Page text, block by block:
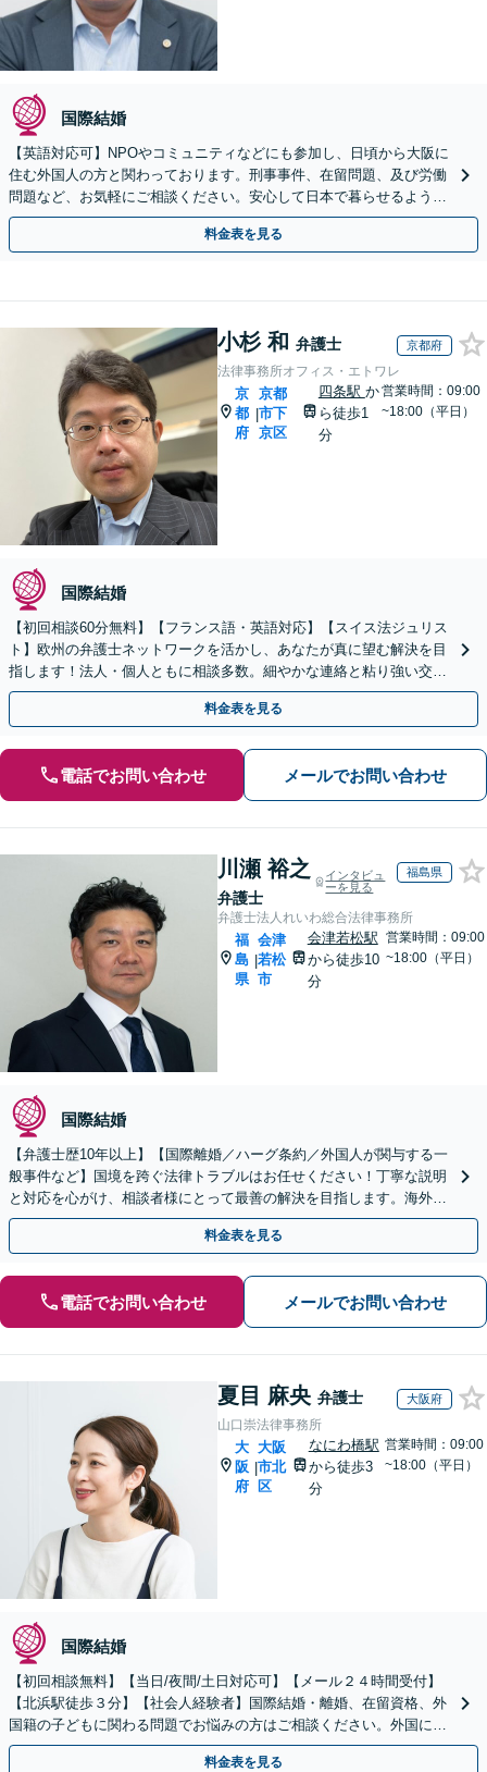
国際結婚
【英語対応可】NPOやコミュニティなどにも参加し、日頃から大阪に
住む外国人の方と関わっております。刑事事件、在留問題、及び労働
問題など、お気軽にご相談ください。安心して日本で暮らせるようサ
ポートいたします【夜間・休日相談OK】【北浜駅2分】
料金表を見る
小杉 和 弁護士 京都府
法律事務所オフィス・エトワレ
京
都
府
|
京都
市下
京区
四条駅 か
ら徒歩1
分
営業時間：09:00
~18:00（平日）
国際結婚
【初回相談60分無料】【フランス語・英語対応】【スイス法ジュリス
ト】欧州の弁護士ネットワークを活かし、あなたが真に望む解決を目
指します！法人・個人ともに相談多数。細やかな連絡と粘り強い交渉
を徹底【WEB対応｜休日・夜間相談可】【完全個室】
料金表を見る
電話でお問い合わせ メールでお問い合わせ
川瀬 裕之
弁護士
インタビュ
ーを見る
福島県
弁護士法人れいわ総合法律事務所
福
島
県
|
会津
若松
市
会津若松駅
から徒歩10
分
営業時間：09:00
~18:00（平日）
国際結婚
【弁護士歴10年以上】【国際離婚／ハーグ条約／外国人が関与する一
般事件など】国境を跨ぐ法律トラブルはお任せください！丁寧な説明
と対応を心がけ、相談者様にとって最善の解決を目指します。海外在
住中の場合でもお気軽にご相談ください【ビデオ面談可】
料金表を見る
電話でお問い合わせ メールでお問い合わせ
夏目 麻央 弁護士 大阪府
山口崇法律事務所
大
阪
府
|
大阪
市北
区
なにわ橋駅
から徒歩3
分
営業時間：09:00
~18:00（平日）
国際結婚
【初回相談無料】【当日/夜間/土日対応可】【メール２４時間受付】
【北浜駅徒歩３分】【社会人経験者】国際結婚・離婚、在留資格、外
国籍の子どもに関わる問題でお悩みの方はご相談ください。外国につ
ながる子どもの教育問題などにも取り組んでおります。
料金表を見る